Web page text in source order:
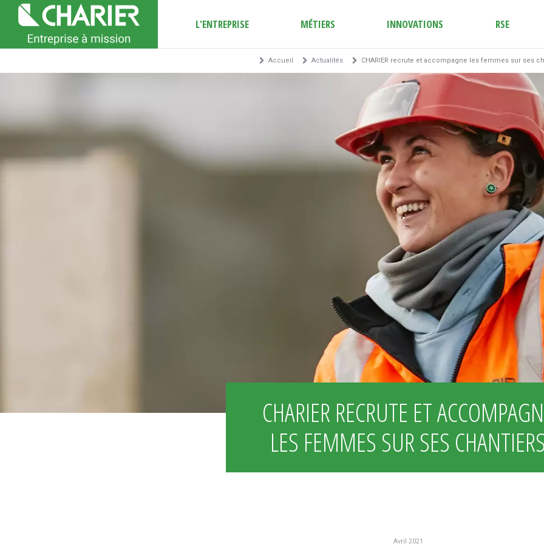
L'ENTREPRISE MÉTIERS INNOVATIONS RSE
Accueil Actualités CHARIER recrute et accompagne les femmes sur ses
CHARIER RECRUTE ET
LES FEMMES SUR SES
Avril 2021